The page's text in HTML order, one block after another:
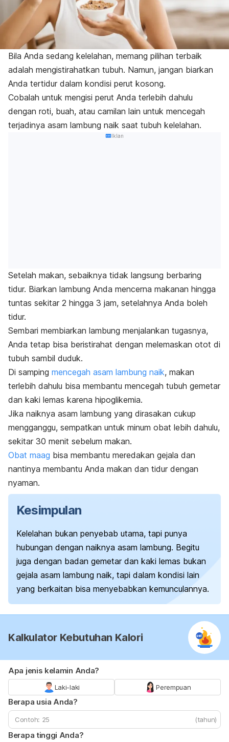
Bila Anda sedang kelelahan, memang pilihan terbaik
adalah mengistirahatkan tubuh. Namun, jangan biarkan
Anda tertidur dalam kondisi perut kosong.
Cobalah untuk mengisi perut Anda terlebih dahulu
dengan roti, buah, atau camilan lain untuk mencegah
terjadinya asam lambung naik saat tubuh kelelahan.
Iklan
Setelah makan, sebaiknya tidak langsung berbaring
tidur. Biarkan lambung Anda mencerna makanan hingga
tuntas sekitar 2 hingga 3 jam, setelahnya Anda boleh
tidur.
Sembari membiarkan lambung menjalankan tugasnya,
Anda tetap bisa beristirahat dengan melemaskan otot di
tubuh sambil duduk.
Di samping mencegah asam lambung naik, makan
terlebih dahulu bisa membantu mencegah tubuh gemetar
dan kaki lemas karena hipoglikemia.
Jika naiknya asam lambung yang dirasakan cukup
mengganggu, sempatkan untuk minum obat lebih dahulu,
sekitar 30 menit sebelum makan.
Obat maag bisa membantu meredakan gejala dan
nantinya membantu Anda makan dan tidur dengan
nyaman.
Kesimpulan
Kelelahan bukan penyebab utama, tapi punya
hubungan dengan naiknya asam lambung. Begitu
juga dengan badan gemetar dan kaki lemas bukan
gejala asam lambung naik, tapi dalam kondisi lain
yang berkaitan bisa menyebabkan kemunculannya.
Kalkulator Kebutuhan Kalori
Apa jenis kelamin Anda?
Laki-laki Perempuan
Berapa usia Anda?
(tahun)
Berapa tinggi Anda?